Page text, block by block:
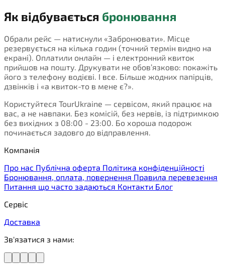
Як відбувається бронювання
Обрали рейс — натиснули «Забронювати». Місце
резервується на кілька годин (точний термін видно на
екрані). Оплатили онлайн — і електронний квиток
прийшов на пошту. Друкувати не обов’язково: покажіть
його з телефону водієві. І все. Більше жодних папірців,
дзвінків і «а квиток-то в мене є?».
Користуйтеся TourUkraine — сервісом, який працює на
вас, а не навпаки. Без комісій, без нервів, із підтримкою
без вихідних з 08:00 - 23:00. Бо хороша подорож
починається задовго до відправлення.
Компанія
Про нас Публічна оферта Політика конфіденційності
Бронювання, оплата, повернення Правила перевезення
Питання що часто задаються Контакти Блог
Сервіс
Доставка
Зв'язатися з нами: